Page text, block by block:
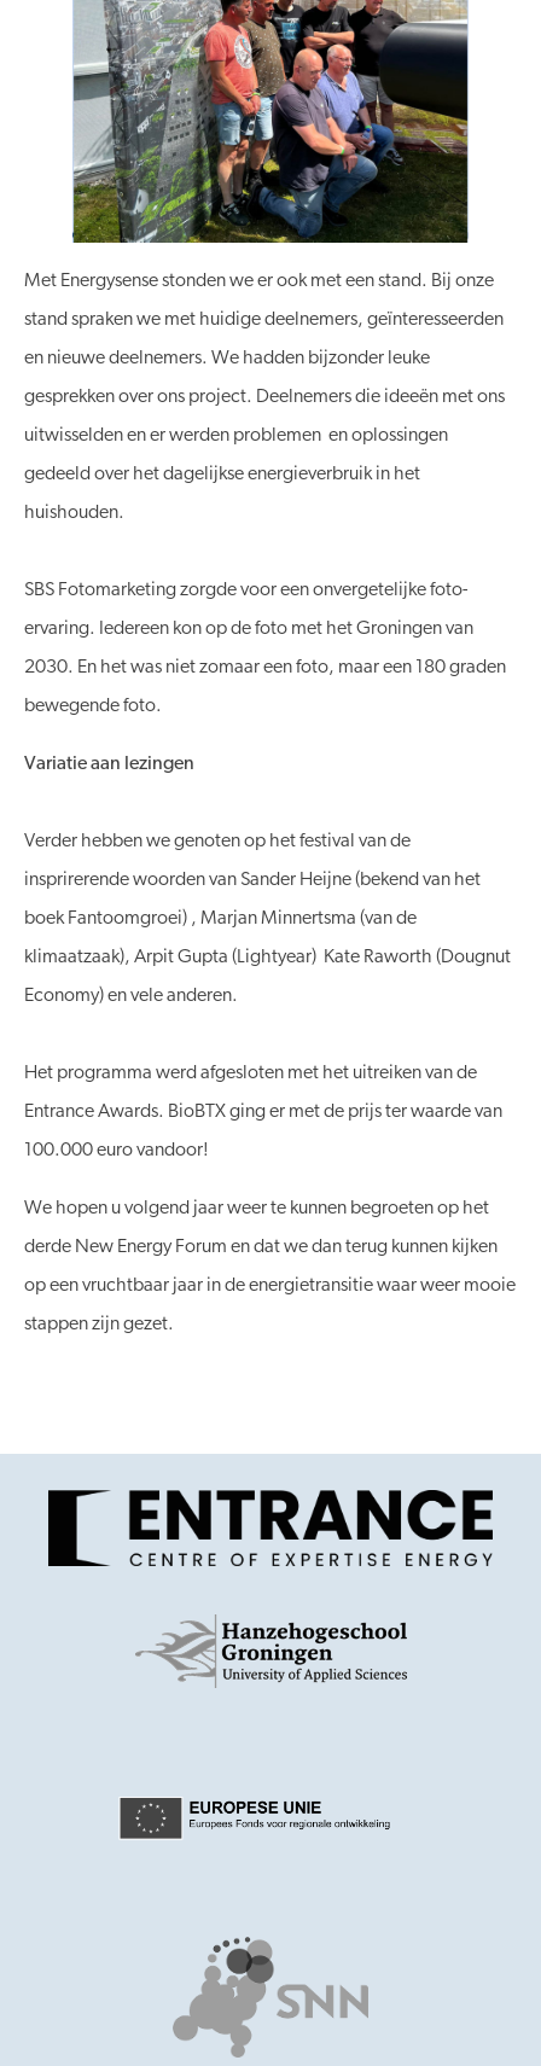
Met Energysense stonden we er ook met een stand. Bij onze
stand spraken we met huidige deelnemers, geïnteresseerden
en nieuwe deelnemers. We hadden bijzonder leuke
gesprekken over ons project. Deelnemers die ideeën met ons
uitwisselden en er werden problemen en oplossingen
gedeeld over het dagelijkse energieverbruik in het
huishouden.
SBS Fotomarketing zorgde voor een onvergetelijke foto-
ervaring. Iedereen kon op de foto met het Groningen van
2030. En het was niet zomaar een foto, maar een 180 graden
bewegende foto.
Variatie aan lezingen
Verder hebben we genoten op het festival van de
insprirerende woorden van Sander Heijne (bekend van het
boek Fantoomgroei) , Marjan Minnertsma (van de
klimaatzaak), Arpit Gupta (Lightyear) Kate Raworth (Dougnut
Economy) en vele anderen.
Het programma werd afgesloten met het uitreiken van de
Entrance Awards. BioBTX ging er met de prijs ter waarde van
100.000 euro vandoor!
We hopen u volgend jaar weer te kunnen begroeten op het
derde New Energy Forum en dat we dan terug kunnen kijken
op een vruchtbaar jaar in de energietransitie waar weer mooie
stappen zijn gezet.